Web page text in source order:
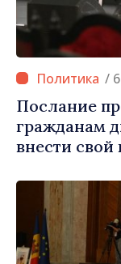
/
Послание
гражданам
внести свой